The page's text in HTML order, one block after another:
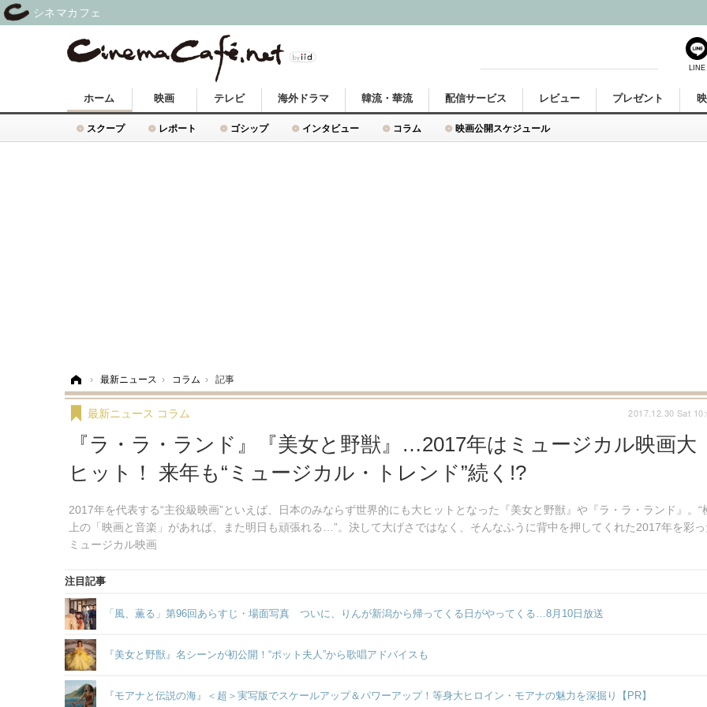
ホーム
スクープ レポート ゴシップ インタビュー コラム 映画公開スケジュール
映画 テレビ 海外ドラマ 韓流・華流 配信サービス レビュー プレゼント
› 最新ニュース › コラム › 記事
『ラ・ラ・ランド』『美女と野獣』…2017年はミュージカル映画大
ヒット！ 来年も“ミュージカル・トレンド”続く!?
2017年を代表する“主役級映画”といえば、日本のみならず世界的にも大ヒットとなった『美女と野獣』や『ラ・ラ・ランド』。“
上の「映画と音楽」があれば、また明日も頑張れる…”。決して大げさではなく、そんなふうに背中を押してくれた2017年を彩っ
ミュージカル映画
最新ニュース コラム 2017.12.30 Sat
注目記事
「風、薫る」第96回あらすじ・場面写真 ついに、りんが新潟から帰ってくる日がやってくる…8月10日放送
『美女と野獣』名シーンが初公開！“ポット夫人”から歌唱アドバイスも
『モアナと伝説の海』＜超＞実写版でスケールアップ＆パワーアップ！等身大ヒロイン・モアナの魅力を深掘り【PR】
LINE
シネマカフェ